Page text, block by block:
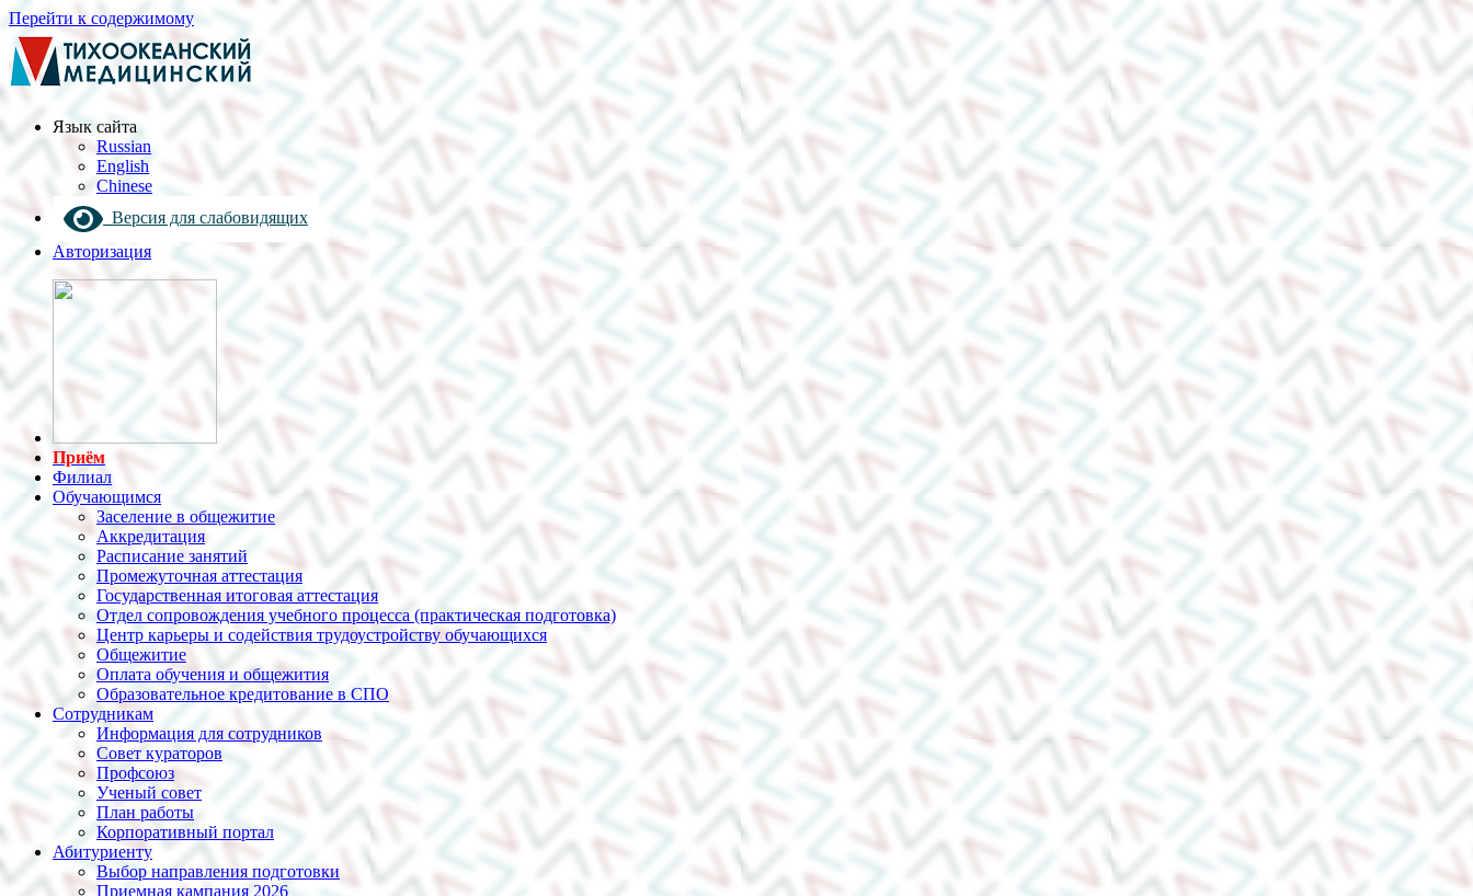
Перейти к содержимому
Язык cайта
Russian
English
Chinese
Версия для слабовидящих
Авторизация
Приём
Филиал
Обучающимся
Заселение в общежитие
Аккредитация
Расписание занятий
Промежуточная аттестация
Государственная итоговая аттестация
Отдел сопровождения учебного процесса (практическая подготовка)
Центр карьеры и содействия трудоустройству обучающихся
Общежитие
Оплата обучения и общежития
Образовательное кредитование в СПО
Сотрудникам
Информация для сотрудников
Совет кураторов
Профсоюз
Ученый совет
План работы
Корпоративный портал
Абитуриенту
Выбор направления подготовки
Приемная кампания 2026